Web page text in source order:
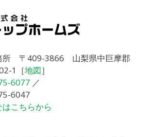
所 〒409-3866 山梨県中巨摩郡
1［地図］
6077 ／
6047
こちらから